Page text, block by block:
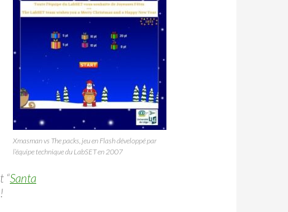
Xmasman vs The packs, jeu en Flash développé par
l’équipe technique du LabSET en 2007
“Santa